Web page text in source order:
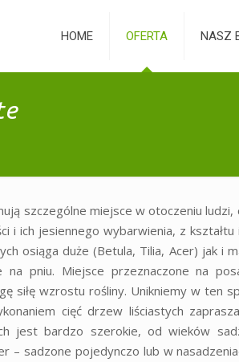
HOME OFERTA NASZ
szczególne miejsce w otoczeniu ludzi,
i ich jesiennego wybarwienia, z
osiąga duże (Betula, Tilia, Acer) jak i
pniu. Miejsce przeznaczone na
siłę wzrostu rośliny. Unikniemy w ten
cięć drzew liściastych
jest bardzo szerokie, od wieków
– sadzone pojedynczo lub w